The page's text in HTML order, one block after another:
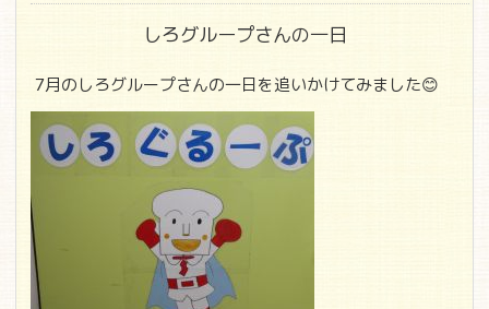
しろグループさんの一日
7月のしろグループさんの一日を追いかけてみました😊